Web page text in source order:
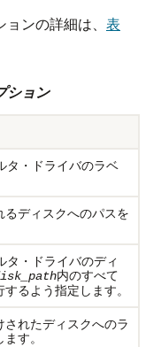
ンの詳細は、 表
ション
タ・ドライバのラベ
るディスクへのパスを
タ・ドライバのディ
内のすべて
るよう指定します。
されたディスクへのラ
す。